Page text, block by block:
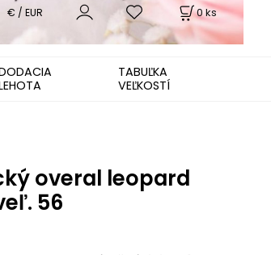
0ks
€ / EUR
TABUĽKA
VEĽKOSTÍ
overal leopard
56